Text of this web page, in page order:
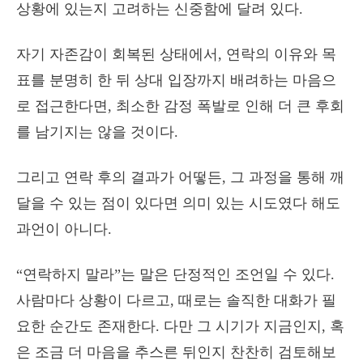
상황에 있는지 고려하는 신중함에 달려 있다.
자기 자존감이 회복된 상태에서, 연락의 이유와 목
표를 분명히 한 뒤 상대 입장까지 배려하는 마음으
로 접근한다면, 최소한 감정 폭발로 인해 더 큰 후회
를 남기지는 않을 것이다.
그리고 연락 후의 결과가 어떻든, 그 과정을 통해 깨
달을 수 있는 점이 있다면 의미 있는 시도였다 해도
과언이 아니다.
“연락하지 말라”는 말은 단정적인 조언일 수 있다.
사람마다 상황이 다르고, 때로는 솔직한 대화가 필
요한 순간도 존재한다. 다만 그 시기가 지금인지, 혹
은 조금 더 마음을 추스른 뒤인지 찬찬히 검토해보